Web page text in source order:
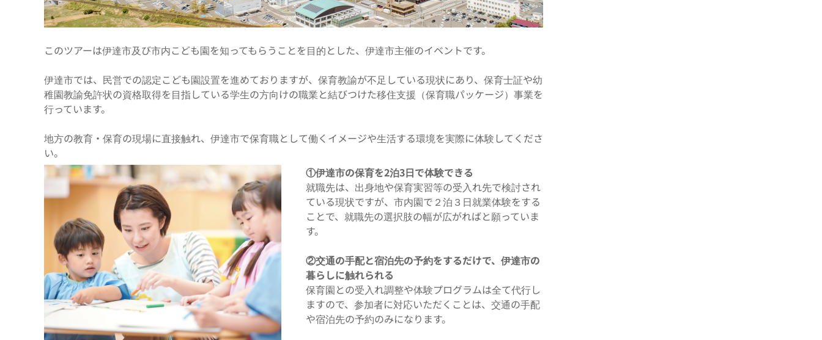
このツアーは伊達市及び市内こども園を知ってもらうことを目的とした、伊達市主催のイベントです。
伊達市では、民営での認定こども園設置を進めておりますが、保育教諭が不足している現状にあり、保育士証や幼
稚園教諭免許状の資格取得を目指している学生の方向けの職業と結びつけた移住支援（保育職パッケージ）事業を
行っています。
地方の教育・保育の現場に直接触れ、伊達市で保育職として働くイメージや生活する環境を実際に体験してくださ
い。
①伊達市の保育を2泊3日で体験できる
就職先は、出身地や保育実習等の受入れ先で検討され
ている現状ですが、市内園で２泊３日就業体験をする
ことで、就職先の選択肢の幅が広がればと願っていま
す。
②交通の手配と宿泊先の予約をするだけで、伊達市の
暮らしに触れられる
保育園との受入れ調整や体験プログラムは全て代行し
ますので、参加者に対応いただくことは、交通の手配
や宿泊先の予約のみになります。